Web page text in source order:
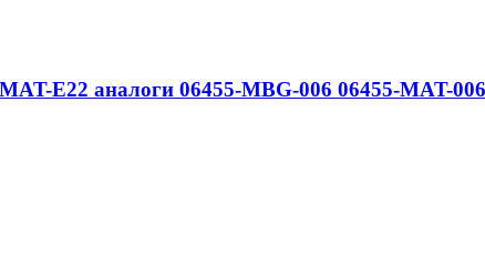
E22 аналоги 06455-MBG-006 06455-MAT-